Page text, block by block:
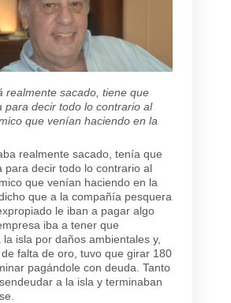
realmente sacado, tiene que
para decir todo lo contrario al
que venían haciendo en la
realmente sacado, tenía que
para decir todo lo contrario al
que venían haciendo en la
que a la compañía pesquera
le iban a pagar algo
iba a tener que
isla por daños ambientales y,
falta de oro, tuvo que girar 180
pagándole con deuda. Tanto
a la isla y terminaban